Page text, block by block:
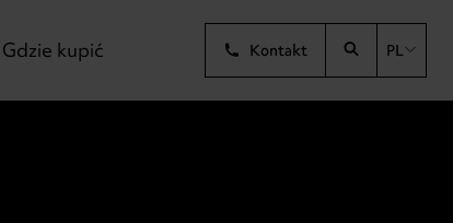
Gdzie kupić Kontakt PL